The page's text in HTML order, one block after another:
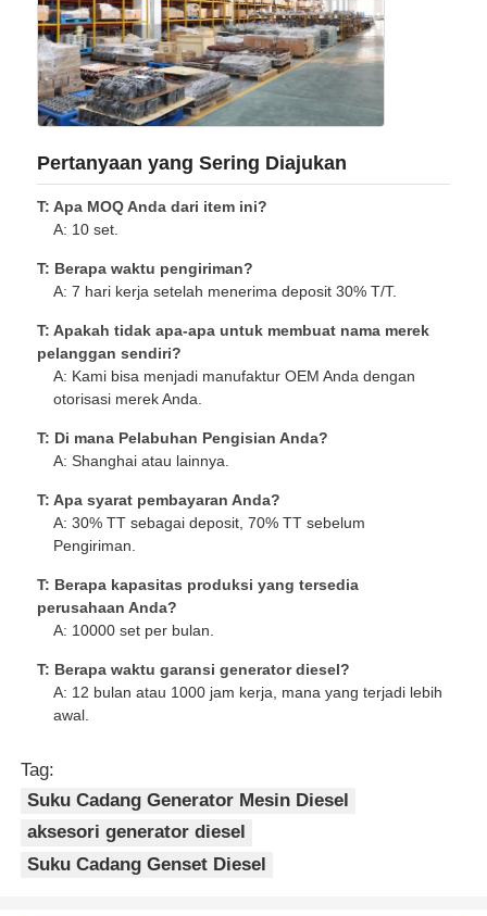
Pertanyaan yang Sering Diajukan
T: Apa MOQ Anda dari item ini?
A: 10 set.
T: Berapa waktu pengiriman?
A: 7 hari kerja setelah menerima deposit 30% T/T.
T: Apakah tidak apa-apa untuk membuat nama merek
pelanggan sendiri?
A: Kami bisa menjadi manufaktur OEM Anda dengan
otorisasi merek Anda.
T: Di mana Pelabuhan Pengisian Anda?
A: Shanghai atau lainnya.
T: Apa syarat pembayaran Anda?
A: 30% TT sebagai deposit, 70% TT sebelum
Pengiriman.
T: Berapa kapasitas produksi yang tersedia
perusahaan Anda?
A: 10000 set per bulan.
T: Berapa waktu garansi generator diesel?
A: 12 bulan atau 1000 jam kerja, mana yang terjadi lebih
awal.
Tag:
Suku Cadang Generator Mesin Diesel
aksesori generator diesel
Suku Cadang Genset Diesel